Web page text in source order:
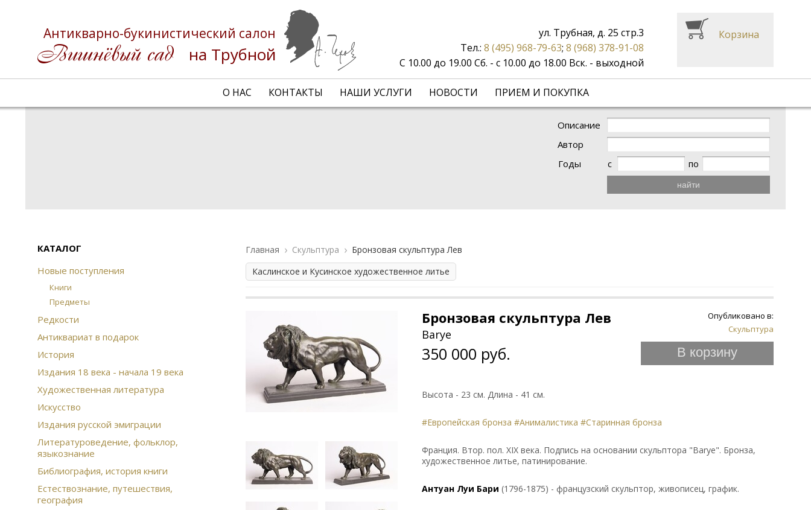
Антикварно-букинистический салон
на Трубной
О НАС КОНТАКТЫ НАШИ УСЛУГИ НОВОСТИ ПРИЕМ И ПОКУПКА
ул. Трубная, д. 25 стр.3
Тел.: 8 (495) 968-79-63; 8 (968) 378-91-08
С 10.00 до 19.00 Сб. - с 10.00 до 18.00 Вск. - выходной
Корзина
Описание
Автор
Годы
с по
найти
КАТАЛОГ
Новые поступления
Книги
Предметы
Редкости
Антиквариат в подарок
История
Издания 18 века - начала 19 века
Художественная литература
Искусство
Издания русской эмиграции
Литературоведение, фольклор,
языкознание
Библиография, история книги
Естествознание, путешествия,
география
Главная Скульптура
Бронзовая скульптура Лев
Каслинское и Кусинское художественное литье
Опубликовано в:
Скульптура
Бронзовая скульптура Лев
Barye
350 000 руб. В корзину
Высота - 23 см. Длина - 41 см.
#Европейская бронза #Анималистика #Старинная бронза
Франция. Втор. пол. XIX века. Подпись на основании скульптора "Barye". Бронза,
художественное литье, патинирование.
Антуан Луи Бари (1796-1875) - французский скульптор, живописец, график.